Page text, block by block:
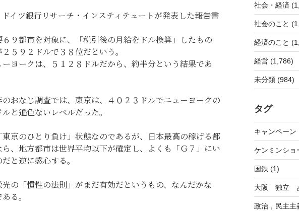
ドイツ銀行リサーチ・インスティテュートが発表した報告書
９都市を対象に、「税引後の月給をドル換算」したもの
５９２ドルで３８位だという。
ーヨークは、５１２８ドルだから、約半分という結果であ
のおなじ調査では、東京は、４０２３ドルでニューヨークの
と遜色ないレベルだった。
京のひとり負け」状態なのであるが、日本最高の稼げる都
ら、地方都市は世界平均以下が確定し、よくも「Ｇ７」にい
と逆に感心する。
の「慣性の法則」がまだ有効だというもの、なんだかな
る。
社会・経済
社会のこと
経済のこと
経営 (1,786)
未分類 (984)
タグ
キャンペーン
ケンミンショ
国鉄 (1)
大阪 独立
政治，民主主